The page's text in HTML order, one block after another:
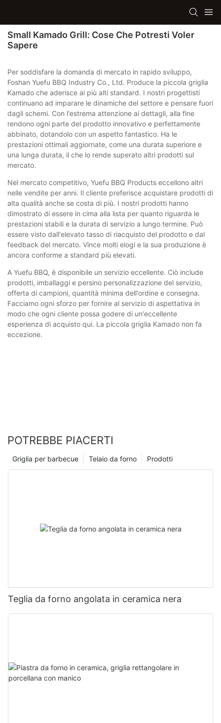
Small Kamado Grill: Cose Che Potresti Voler
Sapere
Per soddisfare la domanda di mercato in rapido sviluppo,
Foshan Yuefu BBQ Industry Co., Ltd. Produce la piccola griglia
Kamado che aderisce ai più alti standard. I nostri progettisti
continuano ad imparare le dinamiche del settore e pensare fuori
dagli schemi. Con l'estrema attenzione ai dettagli, alla fine
rendono ogni parte del prodotto innovativo e perfettamente
abbinato, dotandolo con un aspetto fantastico. Ha le
prestazioni ottimali aggiornate, come una durata superiore e
una lunga durata, il che lo rende superato altri prodotti sul
mercato.
Nel mercato competitivo, Yuefu BBQ Products eccellono altri
nelle vendite per anni. Il cliente preferisce acquistare prodotti di
alta qualità anche se costa di più. I nostri prodotti hanno
dimostrato di essere in cima alla lista per quanto riguarda le
prestazioni stabili e la durata di servizio a lungo termine. Può
essere visto dall'elevato tasso di riacquisto del prodotto e dal
feedback del mercato. Vince molti elogi e la sua produzione è
ancora conforme a standard più elevati.
A Yuefu BBQ, è disponibile un servizio eccellente. Ciò include
prodotti, imballaggi e persino personalizzazione del servizio,
offerta di campioni, quantità minima dell'ordine e consegna.
Facciamo ogni sforzo per fornire al servizio di aspettativa in
modo che ogni cliente possa godere di un'eccellente
esperienza di acquisto qui. La piccola griglia Kamado non fa
eccezione.
POTREBBE PIACERTI
Prodotti
Telaio da forno
Griglia per barbecue
Teglia da forno angolata in ceramica nera